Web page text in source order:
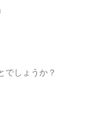
でしょうか？